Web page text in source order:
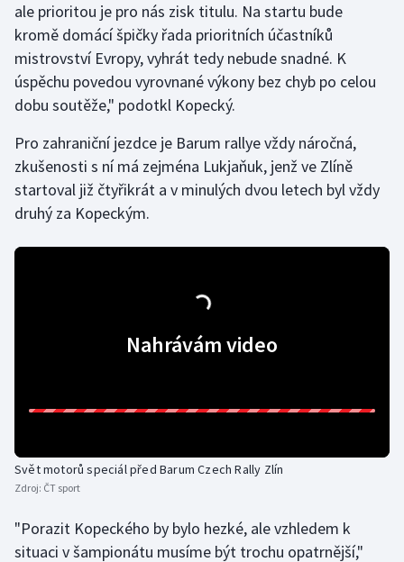
Lezení
Lyže a snowboard
Moderní pětiboj
Motorsport
Olympijské hry
Short track
Sportovní střelba
ale prioritou je pro nás zisk titulu. Na startu bude
kromě domácí špičky řada prioritních účastníků
mistrovství Evropy, vyhrát tedy nebude snadné. K
úspěchu povedou vyrovnané výkony bez chyb po celou
dobu soutěže," podotkl Kopecký.
Pro zahraniční jezdce je Barum rallye vždy náročná,
zkušenosti s ní má zejména Lukjaňuk, jenž ve Zlíně
startoval již čtyřikrát a v minulých dvou letech byl vždy
druhý za Kopeckým.
Nahrávám video
Svět motorů speciál před Barum Czech Rally Zlín
Zdroj: ČT sport
"Porazit Kopeckého by bylo hezké, ale vzhledem k
situaci v šampionátu musíme být trochu opatrnější,"